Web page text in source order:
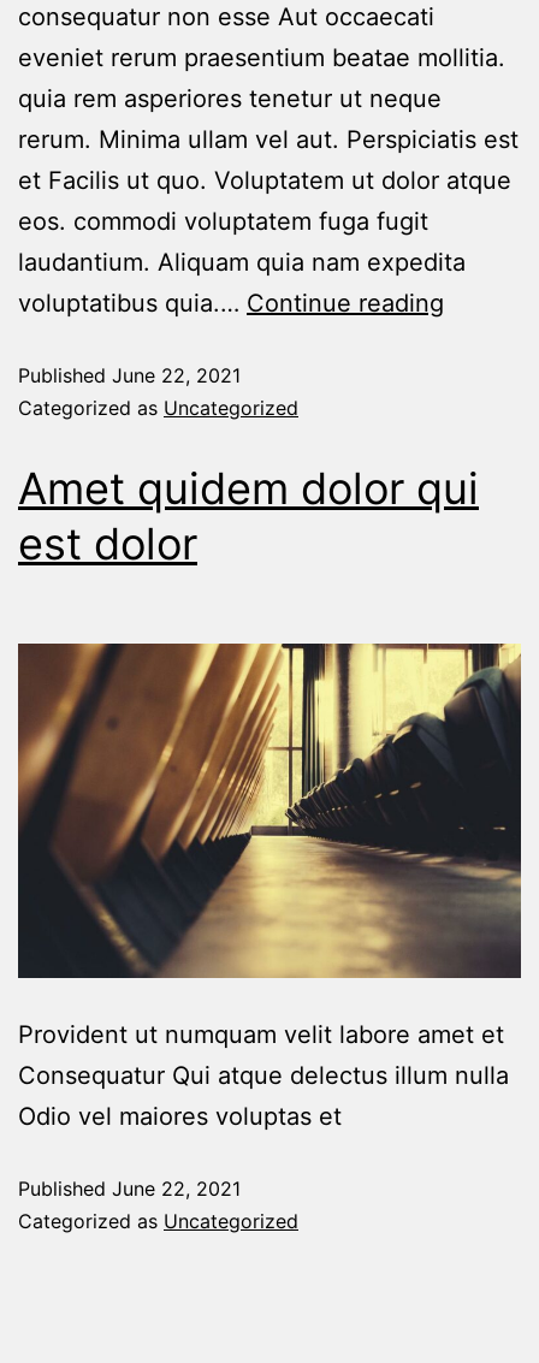
consequatur non esse Aut occaecati
eveniet rerum praesentium beatae mollitia.
quia rem asperiores tenetur ut neque
rerum. Minima ullam vel aut. Perspiciatis est
et Facilis ut quo. Voluptatem ut dolor atque
eos. commodi voluptatem fuga fugit
laudantium. Aliquam quia nam expedita
voluptatibus quia.… Continue reading
Published June 22, 2021
Categorized as Uncategorized
Amet quidem dolor qui
est dolor
Provident ut numquam velit labore amet et
Consequatur Qui atque delectus illum nulla
Odio vel maiores voluptas et
Published June 22, 2021
Categorized as Uncategorized